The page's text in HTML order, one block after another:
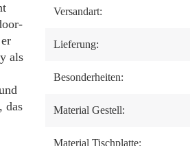
als
das
Versandart:
Lieferung:
Besonderheiten:
Material Gestell:
Material Tischplatte: